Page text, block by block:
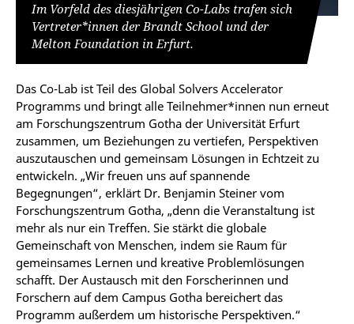
Im Vorfeld des diesjährigen Co-Labs trafen sich
Vertreter*innen der Brandt School und der
Melton Foundation in Erfurt.
Das Co-Lab ist Teil des Global Solvers Accelerator
Programms und bringt alle Teilnehmer*innen nun erneut
am Forschungszentrum Gotha der Universität Erfurt
zusammen, um Beziehungen zu vertiefen, Perspektiven
auszutauschen und gemeinsam Lösungen in Echtzeit zu
entwickeln. „Wir freuen uns auf spannende
Begegnungen“, erklärt Dr. Benjamin Steiner vom
Forschungszentrum Gotha, „denn die Veranstaltung ist
mehr als nur ein Treffen. Sie stärkt die globale
Gemeinschaft von Menschen, indem sie Raum für
gemeinsames Lernen und kreative Problemlösungen
schafft. Der Austausch mit den Forscherinnen und
Forschern auf dem Campus Gotha bereichert das
Programm außerdem um historische Perspektiven.“